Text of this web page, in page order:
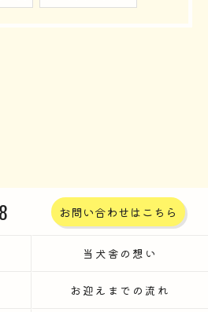
お問い合わせはこちら
当犬舎の想い
お迎えまでの流れ